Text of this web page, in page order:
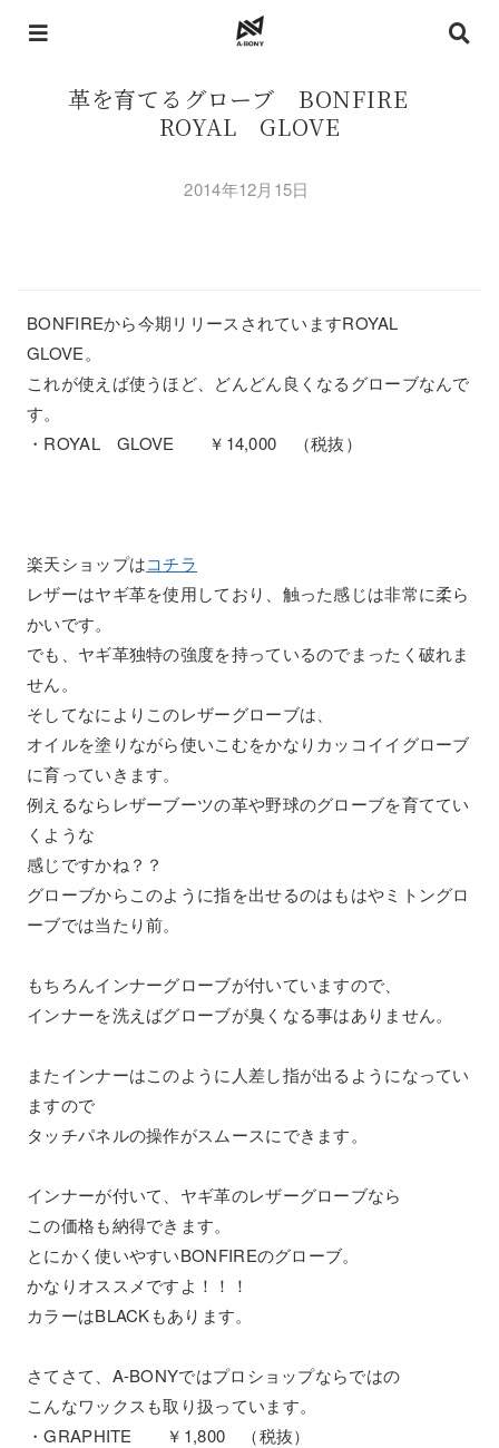
革を育てるグローブ BONFIRE
ROYAL GLOVE
2014年12月15日
BONFIREから今期リリースされていますROYAL
GLOVE。
これが使えば使うほど、どんどん良くなるグローブなんで
す。
・ROYAL GLOVE ￥14,000 （税抜）
楽天ショップはコチラ
レザーはヤギ革を使用しており、触った感じは非常に柔ら
かいです。
でも、ヤギ革独特の強度を持っているのでまったく破れま
せん。
そしてなによりこのレザーグローブは、
オイルを塗りながら使いこむをかなりカッコイイグローブ
に育っていきます。
例えるならレザーブーツの革や野球のグローブを育ててい
くような
感じですかね？？
グローブからこのように指を出せるのはもはやミトングロ
ーブでは当たり前。
もちろんインナーグローブが付いていますので、
インナーを洗えばグローブが臭くなる事はありません。
またインナーはこのように人差し指が出るようになってい
ますので
タッチパネルの操作がスムースにできます。
インナーが付いて、ヤギ革のレザーグローブなら
この価格も納得できます。
とにかく使いやすいBONFIREのグローブ。
かなりオススメですよ！！！
カラーはBLACKもあります。
さてさて、A-BONYではプロショップならではの
こんなワックスも取り扱っています。
・GRAPHITE ￥1,800 （税抜）